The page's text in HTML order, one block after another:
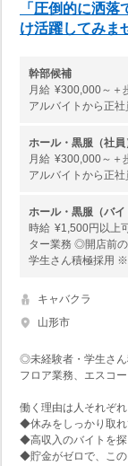
「圧倒的に洒
け活躍してみま
幹部候補
月給 ¥300,000～＋
アルバイトから正
ホール・黒服（社員
月給 ¥300,000～＋
アルバイトから正
ホール・黒服（バイ
時給 ¥1,500円以上
ター業務 ◎開店前
学生さん積極採用 ※
キャバクラ
山形市
◎未経験者・学生さん
フロア業務、エスコ
働く理由は人それぞれ
◆休みをしっかり取れ
◆高収入のバイトを探
◆貯金がゼロで、この